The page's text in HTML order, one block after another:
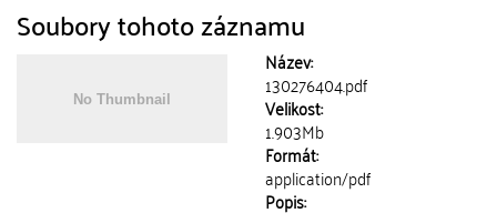
Soubory tohoto záznamu
Název:
130276404.pdf
Velikost:
1.903Mb
Formát:
application/pdf
Popis: